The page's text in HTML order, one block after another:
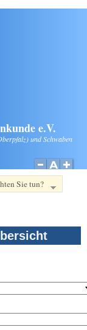
e.V.
und Schwaben
Sie tun?